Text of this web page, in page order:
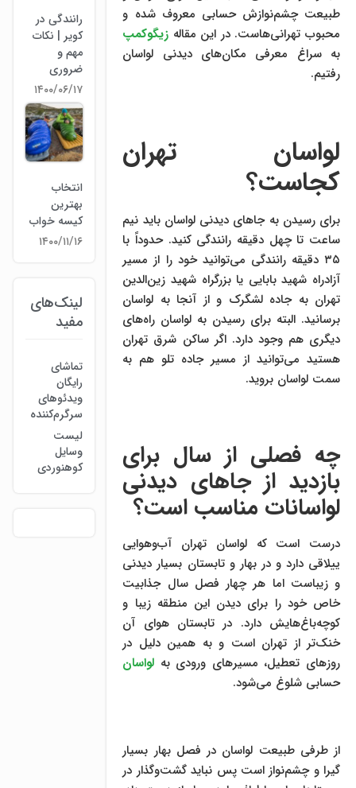
طبیعت چشم‌نوازش حسابی معروف شده و
محبوب تهرانی‌هاست. در این مقاله زیگوکمپ
به سراغ معرفی مکان‌های دیدنی لواسان
رفتیم.
لواسان تهران
کجاست؟
برای رسیدن به جاهای دیدنی لواسان باید نیم
ساعت تا چهل دقیقه رانندگی کنید. حدوداً با
۳۵ دقیقه رانندگی می‌توانید خود را از مسیر
آزادراه شهید بابایی یا بزرگراه شهید زین‌الدین
تهران به جاده لشگرک و از آنجا به لواسان
برسانید. البته برای رسیدن به لواسان راه‌های
دیگری هم وجود دارد. اگر ساکن شرق تهران
هستید می‌توانید از مسیر جاده تلو هم به
سمت لواسان بروید.
چه فصلی از سال برای
بازدید از جاهای دیدنی
لواسانات مناسب است؟
درست است که لواسان تهران آب‌وهوایی
ییلاقی دارد و در بهار و تابستان بسیار دیدنی
و زیباست اما هر چهار فصل سال جذابیت
خاص خود را برای دیدن این منطقه زیبا و
کوچه‌باغ‌هایش دارد. در تابستان هوای آن
خنک‌تر از تهران است و به همین دلیل در
روزهای تعطیل، مسیرهای ورودی به لواسان
حسابی شلوغ می‌شود.
از طرفی طبیعت لواسان در فصل بهار بسیار
گیرا و چشم‌نواز است پس نباید گشت‌وگذار در
رانندگی در
کویر | نکات
مهم و
ضروری
۱۴۰۰/۰۶/۱۷
انتخاب
بهترین
کیسه خواب
۱۴۰۰/۱۱/۱۶
لینک‌های
مفید
تماشای
رایگان
ویدئوهای
سرگرم‌کننده
لیست
وسایل
کوهنوردی